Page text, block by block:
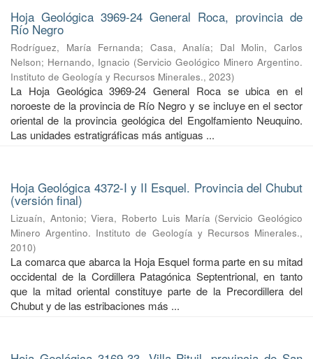
Hoja Geológica 3969-24 General Roca, provincia de
Río Negro
Rodríguez, María Fernanda; Casa, Analía; Dal Molin, Carlos
Nelson; Hernando, Ignacio (Servicio Geológico Minero Argentino.
Instituto de Geología y Recursos Minerales., 2023)
La Hoja Geológica 3969-24 General Roca se ubica en el
noroeste de la provincia de Río Negro y se incluye en el sector
oriental de la provincia geológica del Engolfamiento Neuquino.
Las unidades estratigráficas más antiguas ...
Hoja Geológica 4372-I y II Esquel. Provincia del Chubut
(versión final)
Lizuaín, Antonio;Viera, Roberto Luis María (Servicio Geológico
Minero Argentino. Instituto de Geología y Recursos Minerales.,
2010)
La comarca que abarca la Hoja Esquel forma parte en su mitad
occidental de la Cordillera Patagónica Septentrional, en tanto
que la mitad oriental constituye parte de la Precordillera del
Chubut y de las estribaciones más ...